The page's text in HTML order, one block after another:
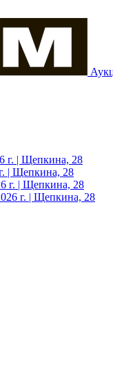
г. | Щепкина, 28
| Щепкина, 28
г. | Щепкина, 28
г. | Щепкина, 28